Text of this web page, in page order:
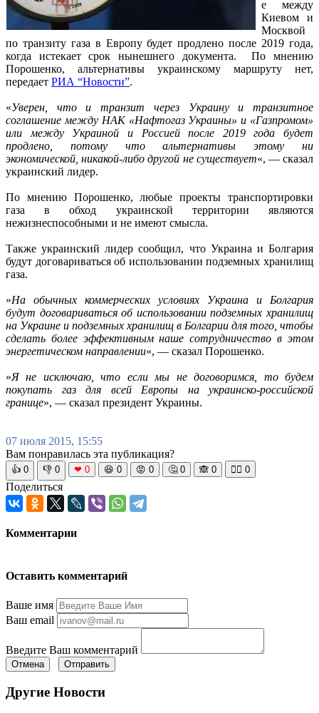
е между
Киевом и
Москвой
по транзиту газа в Европу будет продлено после 2019 года,
когда истекает срок нынешнего документа. По мнению
Порошенко, альтернативы украинскому маршруту нет,
передает РИА “Новости”.
«Уверен, что и транзит через Украину и транзитное
соглашение между НАК «Нафтогаз Украины» и «Газпромом»
или между Украиной и Россией после 2019 года будет
продлено, потому что альтернативы этому ни
экономической, никакой-либо другой не существует«, — сказал
украинский лидер.
По мнению Порошенко, любые проекты транспортировки
газа в обход украинской территории являются
нежизнеспособными и не имеют смысла.
Также украинский лидер сообщил, что Украина и Болгария
будут договариваться об использовании подземных хранилищ
газа.
»На обычных коммерческих условиях Украина и Болгария
будут договариваться об использовании подземных хранилищ
на Украине и подземных хранилищ в Болгарии для того, чтобы
сделать более эффективным наше сотрудничество в этом
энергетическом направлении«, — сказал Порошенко.
»Я не исключаю, что если мы не договоримся, то будем
покупать газ для всей Европы на украинско-российской
границе», — сказал президент Украины.
07 июля 2015, 15:55
Вам понравилась эта публикация?
👍 0 👎 0 ❤ 0 😆 0 😡 0 🤔 0 🙈 0 🧘‍♀️ 0
Поделиться
Комментарии
Оставить комментарий
Ваше имя
Ваш email
Введите Ваш комментарий
Отмена Отправить
Другие Новости